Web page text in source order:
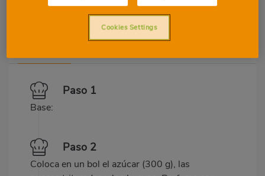
Ingredients
Paso 1
Base:
Paso 2
Coloca en un bol el azúcar (300 g), las
Cookies Settings